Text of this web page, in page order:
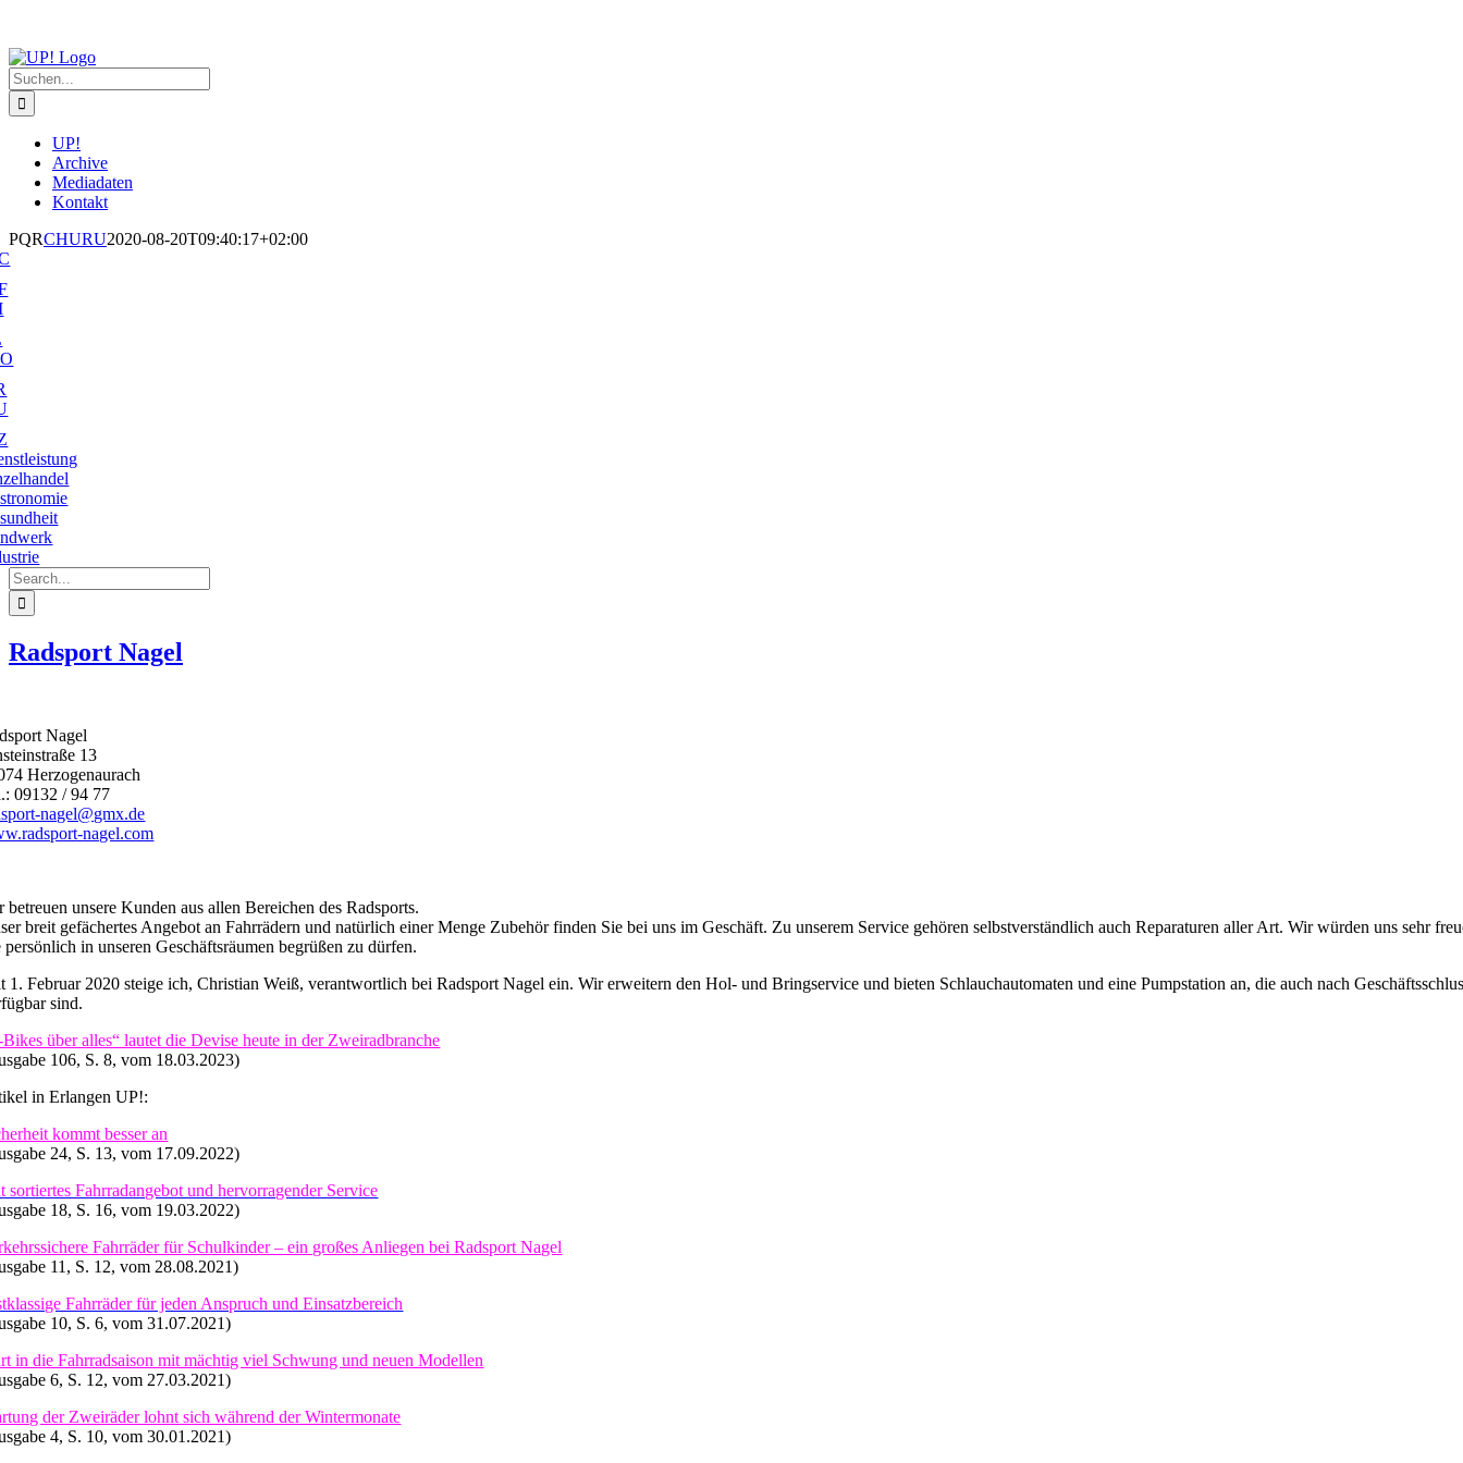
springen
Suche
nach:
UP!
Archive
Mediadaten
Kontakt
PQRCHURU2020-08-20T09:40:17+02:00
Suche
nach:
Radsport Nagel
Nagel
13
Herzogenaurach
09132 / 94 77
nagel@gmx.de
nagel.com
betreuen unsere Kunden aus allen Bereichen des Radsports.
breit gefächertes Angebot an Fahrrädern und natürlich einer Menge Zubehör finden Sie bei uns im Geschäft. Zu unserem Service gehören selbstverständlich auch Reparaturen aller Art. Wir würden uns sehr
persönlich in unseren Geschäftsräumen begrüßen zu dürfen.
1. Februar 2020 steige ich, Christian Weiß, verantwortlich bei Radsport Nagel ein. Wir erweitern den Hol- und Bringservice und bieten Schlauchautomaten und eine Pumpstation an, die auch nach
sind.
Bikes über alles“ lautet die Devise heute in der Zweiradbranche
106, S. 8, vom 18.03.2023)
in Erlangen UP!:
kommt besser an
24, S. 13, vom 17.09.2022)
sortiertes Fahrradangebot und hervorragender Service
18, S. 16, vom 19.03.2022)
Fahrräder für Schulkinder – ein großes Anliegen bei Radsport Nagel
11, S. 12, vom 28.08.2021)
Fahrräder für jeden Anspruch und Einsatzbereich
10, S. 6, vom 31.07.2021)
in die Fahrradsaison mit mächtig viel Schwung und neuen Modellen
6, S. 12, vom 27.03.2021)
der Zweiräder lohnt sich während der Wintermonate
4, S. 10, vom 30.01.2021)